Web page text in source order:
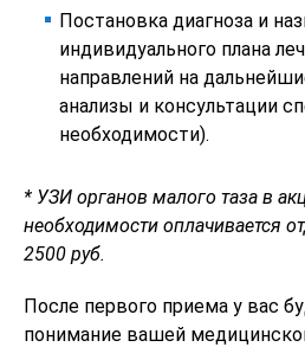
Постановка диагноза и
индивидуального плана
направлений на
анализы и консультации
необходимости).
* УЗИ органов малого таза в
необходимости оплачивается
2500 руб.
После первого приема у вас
понимание вашей